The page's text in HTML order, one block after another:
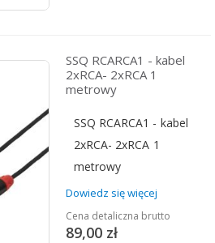
SSQ RCARCA1 - kabel
2xRCA- 2xRCA 1
metrowy
SSQ RCARCA1 - kabel
2xRCA- 2xRCA 1
metrowy
Dowiedz się więcej
Cena detaliczna brutto
89,00 zł